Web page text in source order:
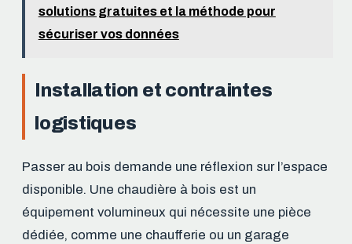
solutions gratuites et la méthode pour
sécuriser vos données
Installation et contraintes
logistiques
Passer au bois demande une réflexion sur l’espace
disponible. Une chaudière à bois est un
équipement volumineux qui nécessite une pièce
dédiée, comme une chaufferie ou un garage